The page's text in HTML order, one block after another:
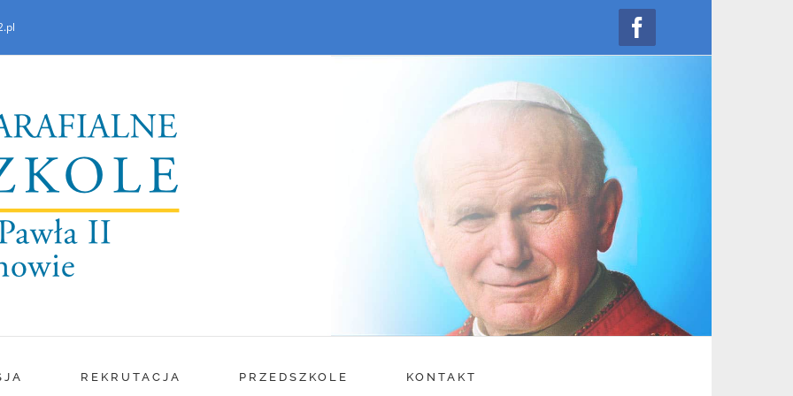
REKRUTACJA PRZEDSZKOLE KONTAKT